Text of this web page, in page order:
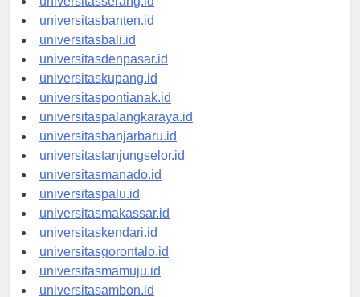
universitasserang.id
universitasbanten.id
universitasbali.id
universitasdenpasar.id
universitaskupang.id
universitaspontianak.id
universitaspalangkaraya.id
universitasbanjarbaru.id
universitastanjungselor.id
universitasmanado.id
universitaspalu.id
universitasmakassar.id
universitaskendari.id
universitasgorontalo.id
universitasmamuju.id